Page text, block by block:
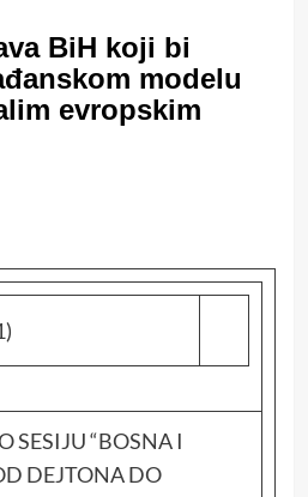
BiH koji bi
modelu
evropskim
SESIJU “BOSNA I
DEJTONA DO